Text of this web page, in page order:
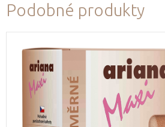
Podobné produkty